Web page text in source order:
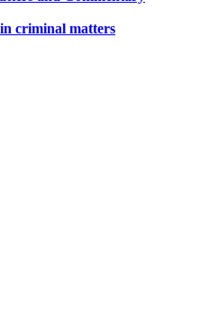
criminal matters